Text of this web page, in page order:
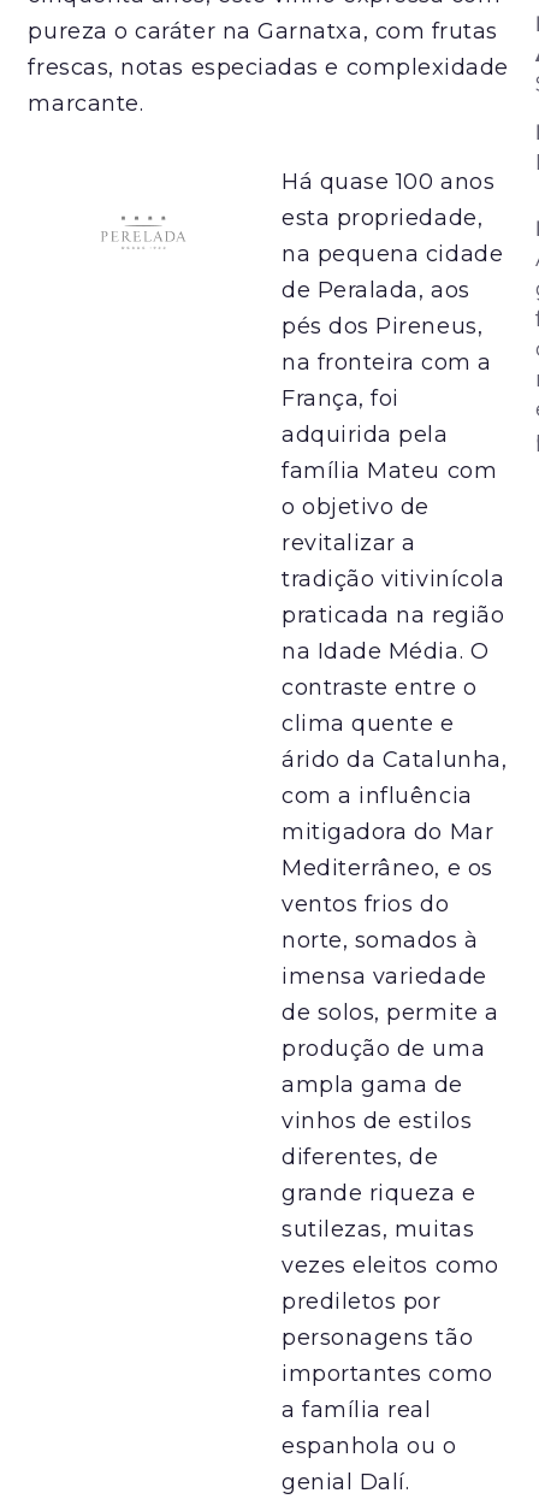
pureza o caráter na Garnatxa, com frutas
frescas, notas especiadas e complexidade
marcante.
Há quase 100 anos
esta propriedade,
na pequena cidade
de Peralada, aos
pés dos Pireneus,
na fronteira com a
França, foi
adquirida pela
família Mateu com
o objetivo de
revitalizar a
tradição vitivinícola
praticada na região
na Idade Média. O
contraste entre o
clima quente e
árido da Catalunha,
com a influência
mitigadora do Mar
Mediterrâneo, e os
ventos frios do
norte, somados à
imensa variedade
de solos, permite ​a ​
produção de ​uma ​
ampla gama de
vinhos de estilos
diferentes​,​ de
grande riqueza e
sutilezas, muitas
vezes eleitos como
prediletos por
personagens tão
importantes como
a família real
espanhola ou o
genial Dalí.